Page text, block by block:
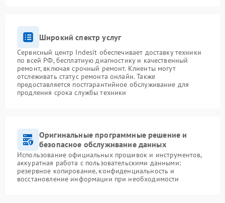
Широкий спектр услуг
Сервисный центр Indesit обеспечивает доставку техники
по всей РФ, бесплатную диагностику и качественный
ремонт, включая срочный ремонт. Клиенты могут
отслеживать статус ремонта онлайн. Также
предоставляется постгарантийное обслуживание для
продления срока службы техники
Оригинальные программные решение и
безопасное обслуживание данных
Использование официальных прошивок и инструментов,
аккуратная работа с пользовательскими данными:
резервное копирование, конфиденциальность и
восстановление информации при необходимости